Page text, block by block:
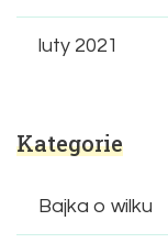
luty 2021
Kategorie
Bajka o wilku